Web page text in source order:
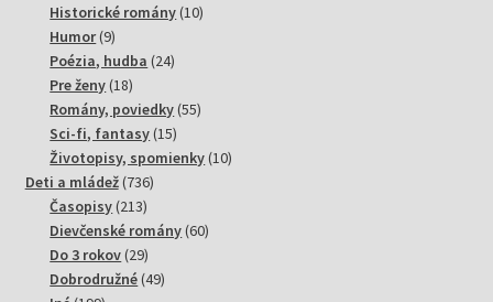
Historické romány 1010
Humor 99
produktov
Poézia, hudba 2424
Pre ženy 1818
produktov
Romány, poviedky 5555
Sci-fi, fantasy 1515
produktov
Životopisy, spomienky 1010
Deti a mládež 736736
Časopisy 213213
produktov
Dievčenské romány 6060
Do 3 rokov 2929
produktov
Dobrodružné 4949